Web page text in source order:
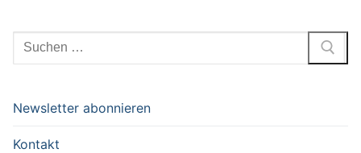
Suchen
nach:
Newsletter abonnieren
Kontakt